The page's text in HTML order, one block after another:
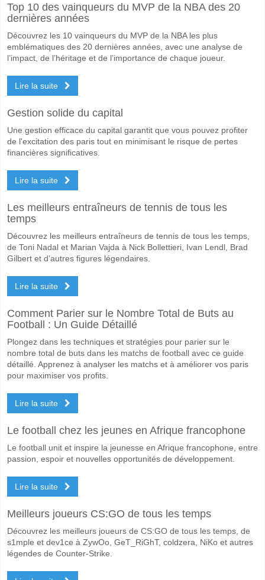
Le match entre Retz v Favoritner AC 06 June 2026 15:00.
Favoritner AC pour le Gagnant du match, avec une probabilité de 70%
Oui pour Les Deux Équipes Marquent, avec un pourcentage de 62%.
Quel sera le résultat correct attendu entre Retz v
Sur le côté risqué, vous pouvez essayer le Résultat Correct de 1-4
Top 10 des vainqueurs du MVP de la NBA des 20
dernières années
Découvrez les 10 vainqueurs du MVP de la NBA les plus
emblématiques des 20 dernières années, avec une analyse de
l’impact, de l’héritage et de l’importance de chaque joueur.
Lire la suite
Gestion solide du capital
Une gestion efficace du capital garantit que vous pouvez profiter
de l'excitation des paris tout en minimisant le risque de pertes
financières significatives.
Lire la suite
Les meilleurs entraîneurs de tennis de tous les
temps
Découvrez les meilleurs entraîneurs de tennis de tous les temps,
de Toni Nadal et Marian Vajda à Nick Bollettieri, Ivan Lendl, Brad
Gilbert et d’autres figures légendaires.
Lire la suite
Comment Parier sur le Nombre Total de Buts au
Football : Un Guide Détaillé
Plongez dans les techniques et stratégies pour parier sur le
nombre total de buts dans les matchs de football avec ce guide
détaillé. Apprenez à analyser les matchs et à améliorer vos paris
pour maximiser vos profits.
Lire la suite
Le football chez les jeunes en Afrique francophone
Le football unit et inspire la jeunesse en Afrique francophone, entre
passion, espoir et nouvelles opportunités de développement.
Lire la suite
Meilleurs joueurs CS:GO de tous les temps
Découvrez les meilleurs joueurs de CS:GO de tous les temps, de
s1mple et dev1ce à ZywOo, GeT_RiGhT, coldzera, NiKo et autres
légendes de Counter-Strike.